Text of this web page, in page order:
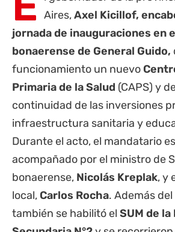
Aires,Axel Kicillof,
jornada de inauguraciones en
bonaerense de General Guido,
funcionamiento un nuevo
Primaria de la Salud (CAPS) y
continuidad de las inversiones
infraestructura sanitaria y
Durante el acto, el mandatario
acompañado por el ministro de
bonaerense, Nicolás Kreplak, y
local, Carlos Rocha. Además
también se habilitó el SUM de la